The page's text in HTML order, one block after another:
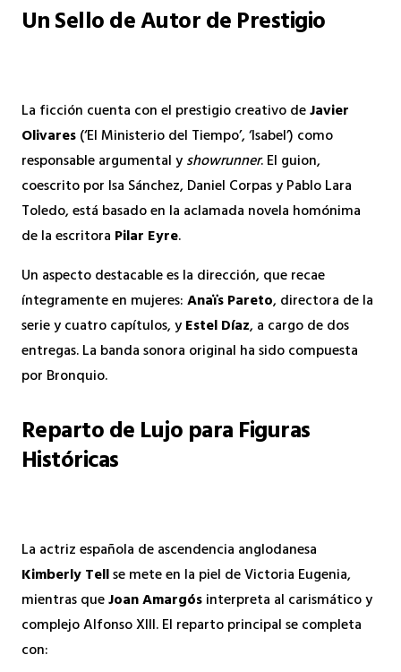
Un Sello de Autor de Prestigio
La ficción cuenta con el prestigio creativo deJavier
Olivares(‘El Ministerio del Tiempo’, ‘Isabel’) como
responsable argumental yshowrunner. El guion,
coescrito por Isa Sánchez, Daniel Corpas y Pablo Lara
Toledo, está basado en la aclamada novela homónima
de la escritora Pilar Eyre.
Un aspecto destacable es la dirección, que recae
íntegramente en mujeres:Anaïs Pareto, directora de la
serie y cuatro capítulos, yEstel Díaz, a cargo de dos
entregas. La banda sonora original ha sido compuesta
por Bronquio.
Reparto de Lujo para Figuras
Históricas
La actriz española de ascendencia anglodanesa
Kimberly Tellse mete en la piel de Victoria Eugenia,
mientras queJoan Amargósinterpreta al carismático y
complejo Alfonso XIII. El reparto principal se completa
con: